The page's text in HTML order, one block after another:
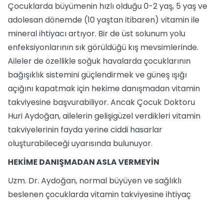
Çocuklarda büyümenin hızlı olduğu 0-2 yaş, 5 yaş ve
adolesan dönemde (10 yaştan itibaren) vitamin ile
mineral ihtiyacı artıyor. Bir de üst solunum yolu
enfeksiyonlarının sık görüldüğü kış mevsimlerinde.
Aileler de özellikle soğuk havalarda çocuklarının
bağışıklık sistemini güçlendirmek ve güneş ışığı
açığını kapatmak için hekime danışmadan vitamin
takviyesine başvurabiliyor. Ancak Çocuk Doktoru
Huri Aydoğan, ailelerin gelişigüzel verdikleri vitamin
takviyelerinin fayda yerine ciddi hasarlar
oluşturabileceği uyarısında bulunuyor.
HEKİME DANIŞMADAN ASLA VERMEYİN
Uzm. Dr. Aydoğan, normal büyüyen ve sağlıklı
beslenen çocuklarda vitamin takviyesine ihtiyaç